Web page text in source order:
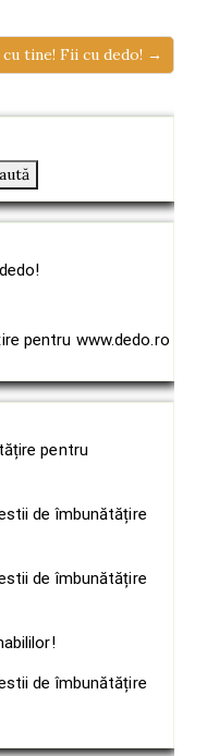
tine! Fii cu dedo! →
pentru www.dedo.ro
pentru
de îmbunătățire
de îmbunătățire
de îmbunătățire